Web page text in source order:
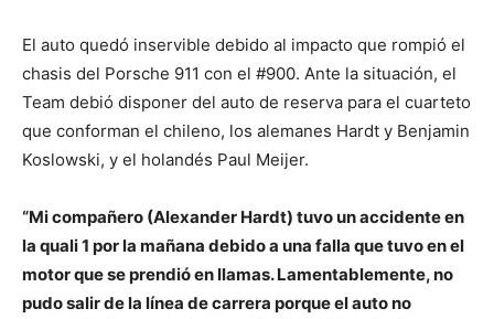
El auto quedó inservible debido al impacto que rompió el
chasis del Porsche 911 con el #900. Ante la situación, el
Team debió disponer del auto de reserva para el cuarteto
que conforman el chileno, los alemanes Hardt y Benjamin
Koslowski, y el holandés Paul Meijer.
“Mi compañero (Alexander Hardt) tuvo un accidente en
la quali 1 por la mañana debido a una falla que tuvo en el
motor que se prendió en llamas. Lamentablemente, no
pudo salir de la línea de carrera porque el auto no